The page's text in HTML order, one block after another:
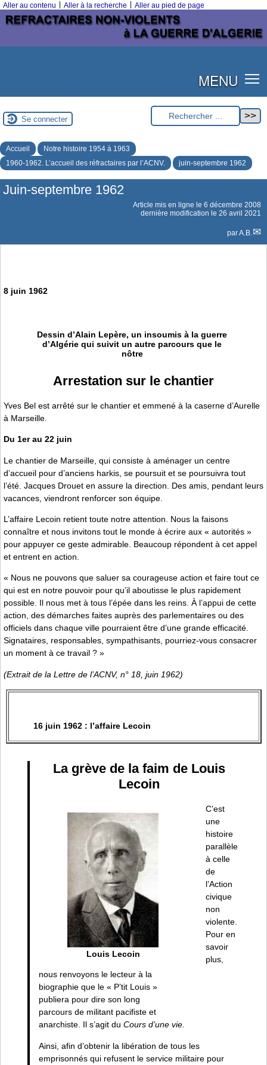
Aller au contenu Aller à la recherche Aller au pied de page
MENU
Se connecter
Accueil
Notre histoire 1954 à 1963
1960-1962. L’accueil des réfractaires par l’ACNV.
juin-septembre 1962
Juin-septembre 1962
Article mis en ligne le 6 décembre 2008
dernière modification le 26 avril 2021
parA.B.
8 juin 1962
Dessin d’Alain Lepère, un insoumis à la guerre
d’Algérie qui suivit un autre parcours que le
nôtre
Arrestation sur le chantier
Yves Bel est arrêté sur le chantier et emmené à la caserne d’Aurelle
à Marseille.
Du 1er au 22 juin
Le chantier de Marseille, qui consiste à aménager un centre
d’accueil pour d’anciens harkis, se poursuit et se poursuivra tout
l’été. Jacques Drouet en assure la direction. Des amis, pendant leurs
vacances, viendront renforcer son équipe.
L’affaire Lecoin retient toute notre attention. Nous la faisons
connaître et nous invitons tout le monde à écrire aux « autorités »
pour appuyer ce geste admirable. Beaucoup répondent à cet appel
et entrent en action.
« Nous ne pouvons que saluer sa courageuse action et faire tout ce
qui est en notre pouvoir pour qu’il aboutisse le plus rapidement
possible. Il nous met à tous l’épée dans les reins. À l’appui de cette
action, des démarches faites auprès des parlementaires ou des
officiels dans chaque ville pourraient être d’une grande efficacité.
Signataires, responsables, sympathisants, pourriez-vous consacrer
un moment à ce travail ? »
(Extrait de la Lettre de l’ACNV, n° 18, juin 1962)
16 juin 1962 : l’affaire Lecoin
La grève de la faim de Louis
Lecoin
Louis Lecoin
C’est
une
histoire
parallèle
à celle
de
l’Action
civique
non
violente.
Pour en
savoir
plus,
nous renvoyons le lecteur à la
biographie que le « P’tit Louis »
publiera pour dire son long
parcours de militant pacifiste et
anarchiste. Il s’agit du Cours d’une vie.
Ainsi, afin d’obtenir la libération de tous les
emprisonnés qui refusent le service militaire pour